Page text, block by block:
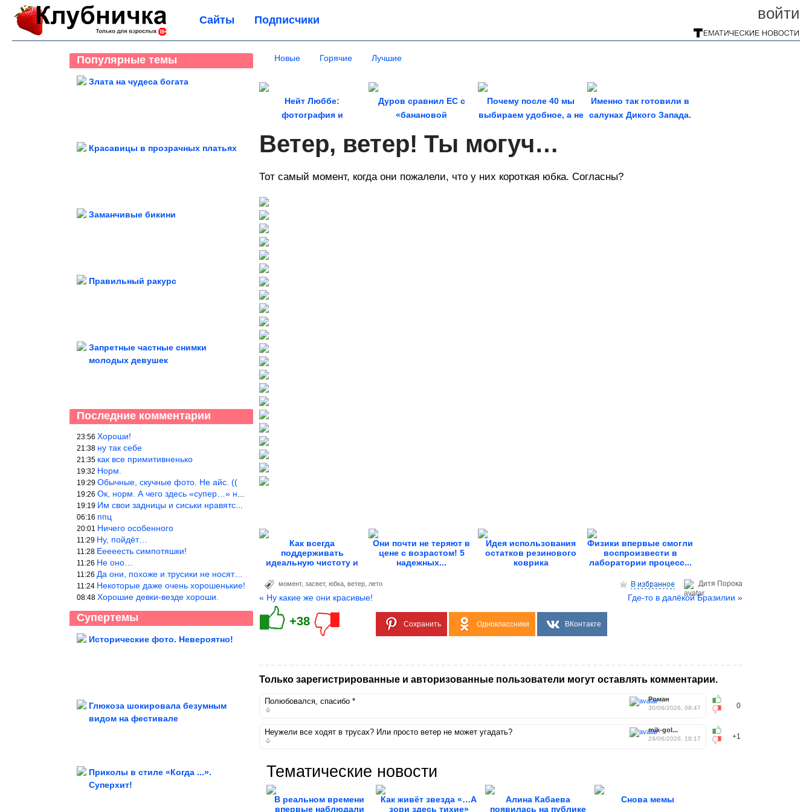
войти
Сайты Подписчики
Популярные темы
Злата на чудеса богата
Красавицы в прозрачных платьях
Заманчивые бикини
Правильный ракурс
Запретные частные снимки
молодых девушек
Последние комментарии
23:56 Хороши!
21:38 ну так себе
21:35 как все примитивненько
19:32 Норм.
19:29 Обычные, скучные фото. Не айс. ((
19:26 Ок, норм. А чего здесь «супер…» не понятно.
19:19 Им свои задницы и сиськи нравятся больше, чем нам, мужикам?
06:16 ппц
20:01 Ничего особенного
11:29 Ну, пойдёт…
11:28 Ееееесть симпотяшки!
11:26 Не оно…
11:26 Да они, похоже и трусики не носят…
11:24 Некоторые даже очень хорошенькие!
08:48 Хорошие девки-везде хороши.
Супертемы
Исторические фото. Невероятно!
Глюкоза шокировала безумным
видом на фестивале
Приколы в стиле «Когда ...».
Суперхит!
Новые Горячие Лучшие
Нейт Люббе:
фотография и
жизни
Дуров сравнил ЕС с
«банановой
закона о...
Почему после 40 мы
выбираем удобное, а не
Именно так готовили в
салунах Дикого Запада.
Ветер, ветер! Ты могуч…
Тот самый момент, когда они пожалели, что у них короткая юбка. Согласны?
Как всегда
поддерживать
идеальную чистоту и
Они почти не теряют в
цене с возрастом! 5
надежных...
Идея использования
остатков резинового
коврика
Физики впервые смогли
воспроизвести в
лаборатории процесс...
Дитя Пoрока
момент, засвет, юбка ветер лето
« Ну какие же они красивые! Где-то в далёкой Бразилии »
+38 Сохранить Одноклассники ВКонтакте
Только зарегистрированные и авторизованные пользователи могут оставлять комментарии.
0
Роман
30/06/2026, 08:47
Полюбовался, спасибо *
+1
mik-gol...
29/06/2026, 18:17
Неужели все ходят в трусах? Или просто ветер не может угадать?
Тематические новости
В реальном времени
впервые наблюдали
Как живёт звезда «…А
зори здесь тихие»
Алина Кабаева
появилась на публике
Снова мемы